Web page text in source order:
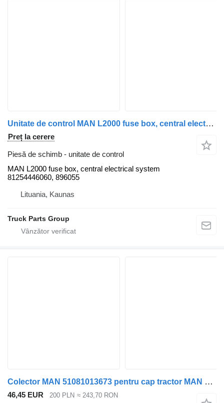
Unitate de control MAN L2000 fuse box, central electrical system 81254446060, 896055 MAN pentru cap tractor MAN L2000
Preț la cerere
Piesă de schimb - unitate de control
MAN L2000 fuse box, central electrical system
81254446060, 896055
Lituania, Kaunas
Truck Parts Group
Colector MAN 51081013673 pentru cap tractor MAN LE L2000
46,45 EUR 200 PLN ≈ 243,70 RON